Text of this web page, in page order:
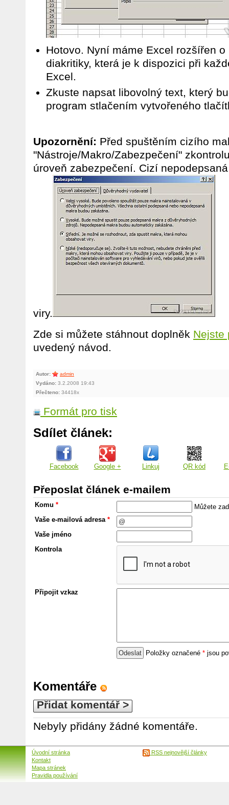
Hotovo. Nyní máme Excel rozšířen
diakritiky, která je k dispozici při
Excel.
Zkuste napsat libovolný text, který
program stlačením vytvořeného
Upozornění: Před spuštěním cizího
"Nástroje/Makro/Zabezpečení"
úroveň zabezpečení. Cizí
viry.
Zde si můžete stáhnout doplněk Nejste
uvedený návod.
Autor:
admin
Vydáno: 3.2.2008 19:43
Přečteno: 34418x
Formát pro tisk
Sdílet článek:
Facebook Google + Linkuj QR kód
Přeposlat článek e-mailem
Komu *
Můžete
Vaše e-mailová adresa *
Vaše jméno
Kontrola
Připojit vzkaz
Položky označené * jsou
Komentáře
Přidat komentář >
Nebyly přidány žádné komentáře.
Úvodní stránka
Kontakt
Mapa stránek
Pravidla používání
RSS nejnovější články